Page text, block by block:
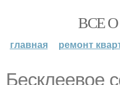
ВСЕ
главная ремонт
Бесклеевое